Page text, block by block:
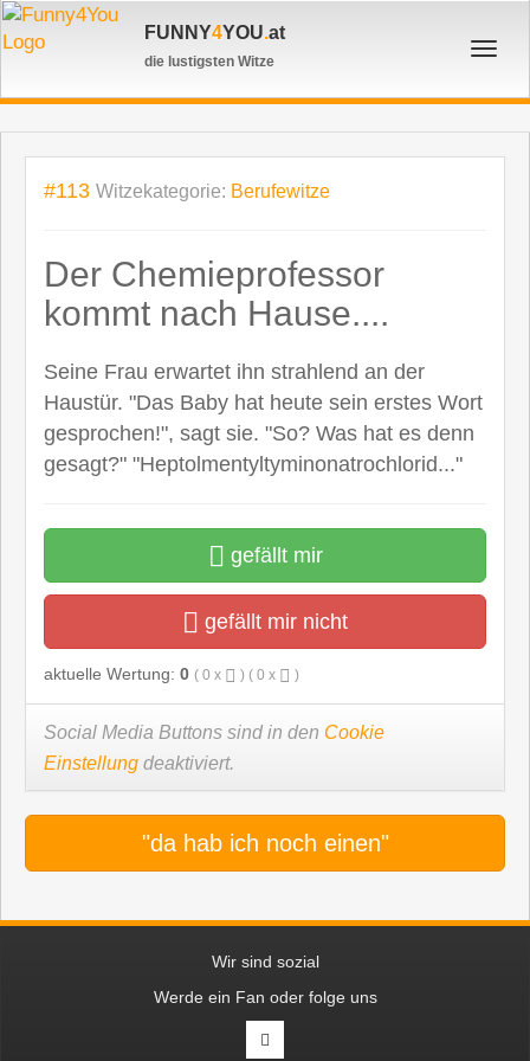
FUNNY4YOU.at
die lustigsten Witze
#113 Witzekategorie: Berufewitze
Der Chemieprofessor
kommt nach Hause....
Seine Frau erwartet ihn strahlend an der
Haustür. "Das Baby hat heute sein erstes Wort
gesprochen!", sagt sie. "So? Was hat es denn
gesagt?" "Heptolmentyltyminonatrochlorid..."
gefällt mir
gefällt mir nicht
aktuelle Wertung: 0 ( 0 x ) ( 0 x )
Social Media Buttons sind in den Cookie
Einstellung deaktiviert.
"da hab ich noch einen"
Wir sind sozial
Werde ein Fan oder folge uns